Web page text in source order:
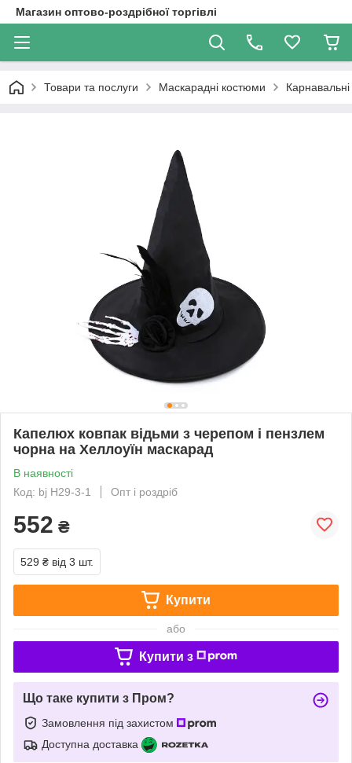
Магазин оптово-роздрібної торгівлі
Товари та послуги Маскарадні костюми
Капелюх ковпак відьми з черепом і пензлем
чорна на Хеллоуїн маскарад
В наявності
Код: bj Н29-3-1
Опт і роздріб
552 ₴
529 ₴ від 3 шт.
Купити
або
Купити з
Що таке купити з Пром?
Замовлення під захистом
Доступна доставка